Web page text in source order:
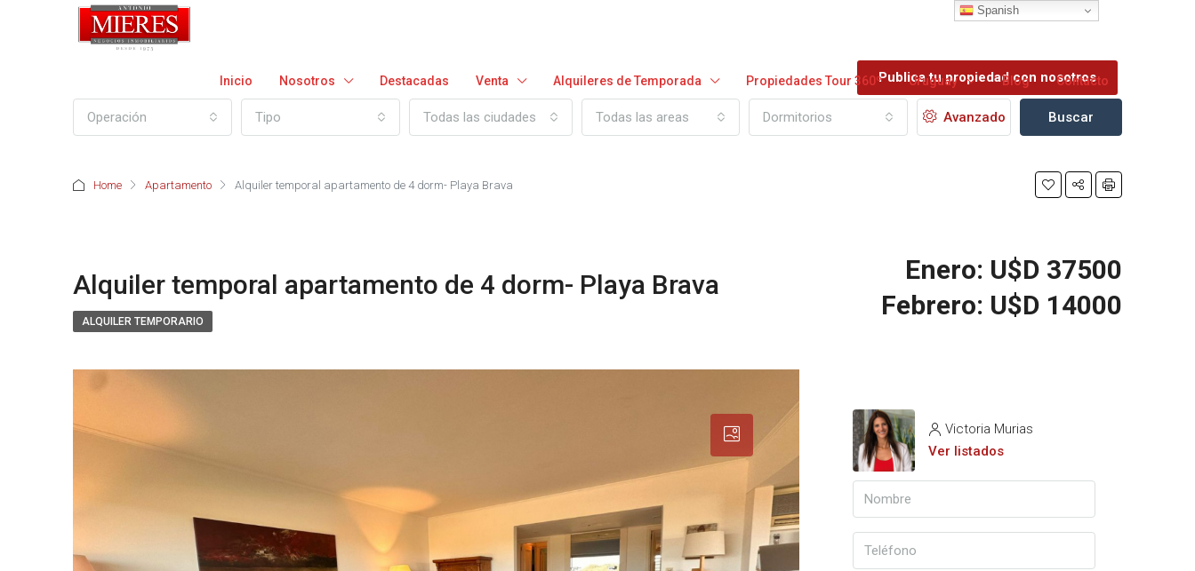
Inicio Nosotros Destacadas Venta Alquileres de Temporada Propiedades Tour 360º Uruguay Blog Contacto
Publica tu propiedad con nosotros
Operación Tipo Todas las ciudades Todas las areas Dormitorios Avanzado Buscar
Home Apartamento Alquiler temporal apartamento de 4 dorm- Playa Brava
Alquiler temporal apartamento de 4 dorm- Playa Brava
Enero: U$D 37500
Febrero: U$D 14000
ALQUILER TEMPORARIO
Victoria Murias
Ver listados
Spanish